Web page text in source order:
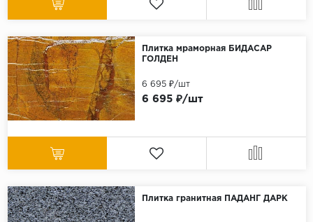
Плитка мраморная БИДАСАР
ГОЛДЕН
6 695 ₽/шт
6 695 ₽/шт
Плитка гранитная ПАДАНГ ДАРК